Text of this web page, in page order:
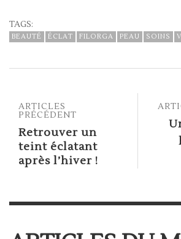
TAGS:
BEAUTÉ ÉCLAT FILORGA PEAU SOINS
ARTICLES
PRÉCÉDENT
Retrouver un
teint éclatant
après l’hiver !